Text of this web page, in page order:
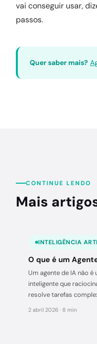
vai conseguir usar,
passos.
Quer saber mais?
CONTINUE LENDO
Mais
INTELIGÊNCIA
O que é um
Um agente de IA não
inteligente que
resolve tarefas
2 abril 2026 · 8 min